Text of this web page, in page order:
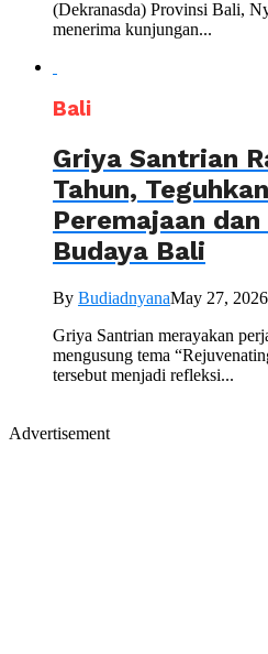
(Dekranasda) Provinsi Bali,
menerima kunjungan...
Bali
Griya Santrian
Tahun,
Peremajaan
Budaya Bali
By BudiadnyanaMay 27, 2026
Griya Santrian merayakan
mengusung tema
tersebut menjadi refleksi...
Advertisement